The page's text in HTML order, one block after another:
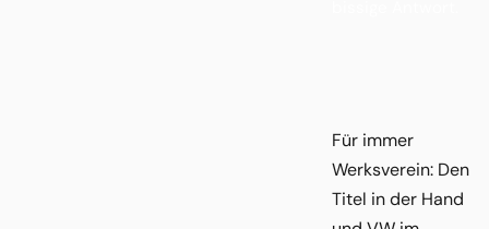
Für immer
Werksverein: Den
Titel in der Hand